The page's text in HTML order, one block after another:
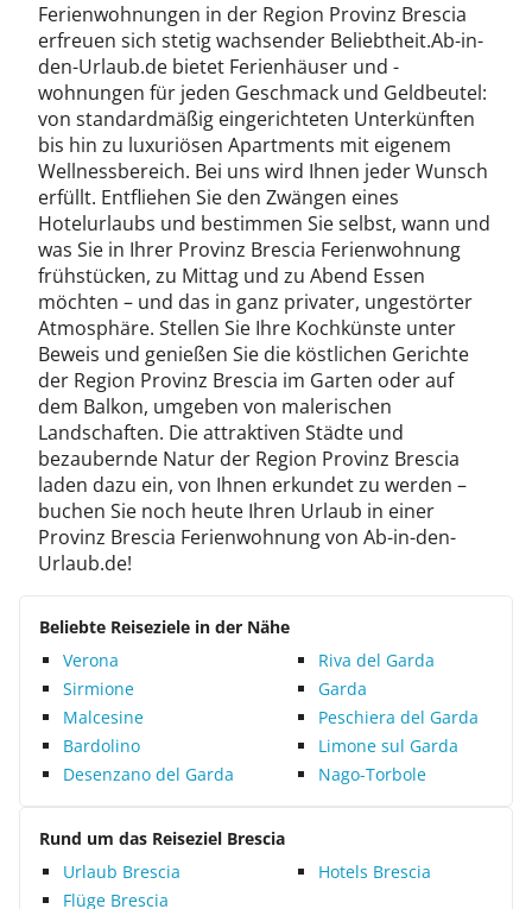
Ferienwohnungen in der Region Provinz Brescia
erfreuen sich stetig wachsender Beliebtheit.Ab-in-
den-Urlaub.de bietet Ferienhäuser und -
wohnungen für jeden Geschmack und Geldbeutel:
von standardmäßig eingerichteten Unterkünften
bis hin zu luxuriösen Apartments mit eigenem
Wellnessbereich. Bei uns wird Ihnen jeder Wunsch
erfüllt. Entfliehen Sie den Zwängen eines
Hotelurlaubs und bestimmen Sie selbst, wann und
was Sie in Ihrer Provinz Brescia Ferienwohnung
frühstücken, zu Mittag und zu Abend Essen
möchten – und das in ganz privater, ungestörter
Atmosphäre. Stellen Sie Ihre Kochkünste unter
Beweis und genießen Sie die köstlichen Gerichte
der Region Provinz Brescia im Garten oder auf
dem Balkon, umgeben von malerischen
Landschaften. Die attraktiven Städte und
bezaubernde Natur der Region Provinz Brescia
laden dazu ein, von Ihnen erkundet zu werden –
buchen Sie noch heute Ihren Urlaub in einer
Provinz Brescia Ferienwohnung von Ab-in-den-
Urlaub.de!
Beliebte Reiseziele in der Nähe
Verona
Riva del Garda
Sirmione
Garda
Malcesine
Peschiera del Garda
Bardolino
Limone sul Garda
Desenzano del Garda
Nago-Torbole
Rund um das Reiseziel Brescia
Urlaub Brescia
Hotels Brescia
Flüge Brescia